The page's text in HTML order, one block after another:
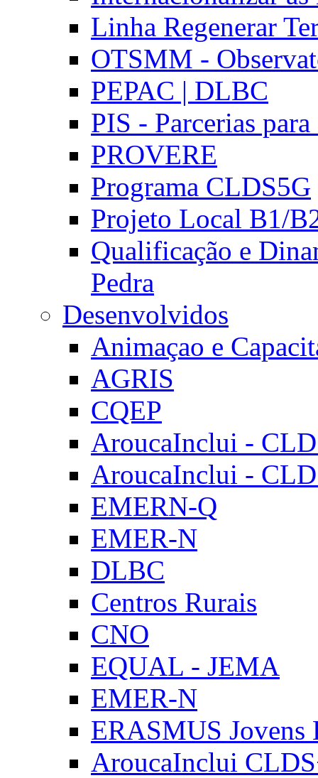
Linha Regenerar
OTSMM -
PEPAC | DLBC
PIS - Parcerias
PROVERE
Programa CLDS5G
Projeto Local B1/
Qualificação e
Pedra
Desenvolvidos
Animaçao e
AGRIS
CQEP
AroucaInclui -
AroucaInclui -
EMERN-Q
EMER-N
DLBC
Centros Rurais
CNO
EQUAL - JEMA
EMER-N
ERASMUS Jovens
AroucaInclui